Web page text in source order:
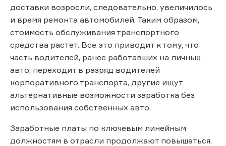
доставки возросли, следовательно, увеличилось
и время ремонта автомобилей. Таким образом,
стоимость обслуживания транспортного
средства растет. Все это приводит к тому, что
часть водителей, ранее работавших на личных
авто, переходит в разряд водителей
корпоративного транспорта, другие ищут
альтернативные возможности заработка без
использования собственных авто.
Заработные платы по ключевым линейным
должностям в отрасли продолжают повышаться.